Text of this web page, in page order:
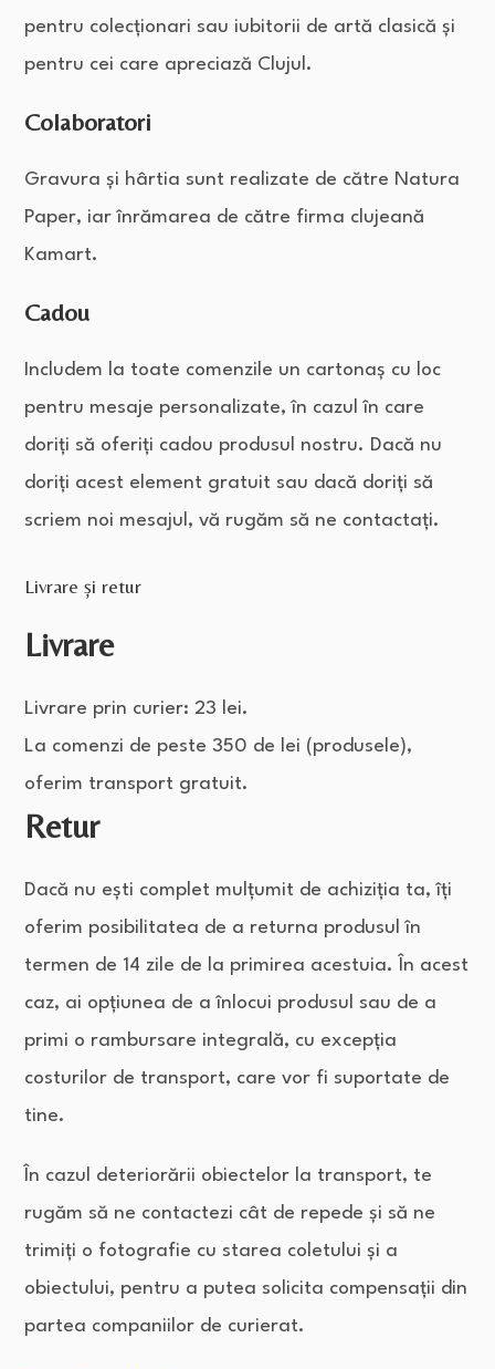
pentru colecționari sau iubitorii de artă clasică și
pentru cei care apreciază Clujul.
Colaboratori
Gravura și hârtia sunt realizate de către Natura
Paper, iar înrămarea de către firma clujeană
Kamart.
Cadou
Includem la toate comenzile un cartonaș cu loc
pentru mesaje personalizate, în cazul în care
doriți să oferiți cadou produsul nostru. Dacă nu
doriți acest element gratuit sau dacă doriți să
scriem noi mesajul, vă rugăm să ne contactați.
Livrare și retur
Livrare
Livrare prin curier: 23 lei.
La comenzi de peste 350 de lei (produsele),
oferim transport gratuit.
Retur
Dacă nu ești complet mulțumit de achiziția ta, îți
oferim posibilitatea de a returna produsul în
termen de 14 zile de la primirea acestuia. În acest
caz, ai opțiunea de a înlocui produsul sau de a
primi o rambursare integrală, cu excepția
costurilor de transport, care vor fi suportate de
tine.
În cazul deteriorării obiectelor la transport, te
rugăm să ne contactezi cât de repede și să ne
trimiți o fotografie cu starea coletului și a
obiectului, pentru a putea solicita compensații din
partea companiilor de curierat.